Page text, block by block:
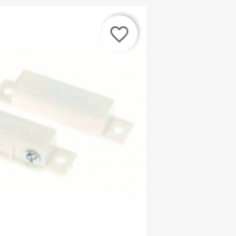
favorite_border